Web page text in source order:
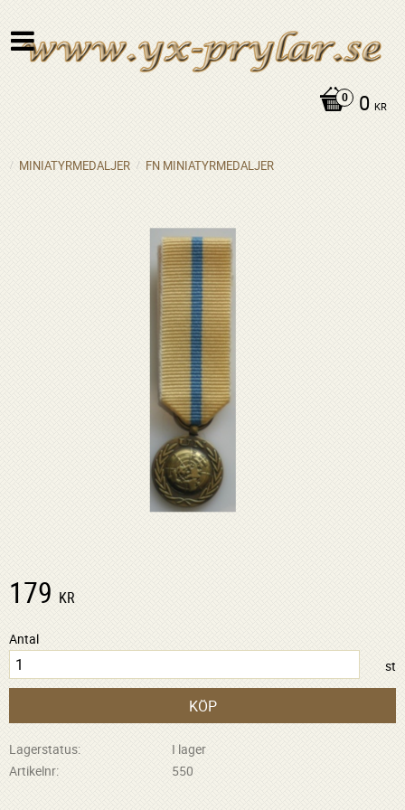
0 KR
MINIATYRMEDALJER FN MINIATYRMEDALJER
179 KR
Antal
st
KÖP
Lagerstatus
I lager
Artikelnr
550